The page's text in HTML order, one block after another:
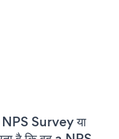
Survey या